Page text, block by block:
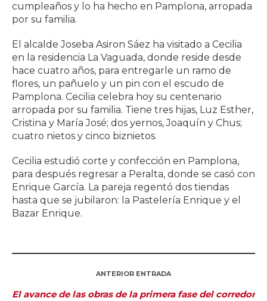
cumpleaños y lo ha hecho en Pamplona, arropada
por su familia.
El alcalde Joseba Asiron Sáez ha visitado a Cecilia
en la residencia La Vaguada, donde reside desde
hace cuatro años, para entregarle un ramo de
flores, un pañuelo y un pin con el escudo de
Pamplona. Cecilia celebra hoy su centenario
arropada por su familia. Tiene tres hijas, Luz Esther,
Cristina y María José; dos yernos, Joaquín y Chus;
cuatro nietos y cinco biznietos.
Cecilia estudió corte y confección en Pamplona,
para después regresar a Peralta, donde se casó con
Enrique García. La pareja regentó dos tiendas
hasta que se jubilaron: la Pastelería Enrique y el
Bazar Enrique.
ANTERIOR ENTRADA
El avance de las obras de la primera fase del corredor